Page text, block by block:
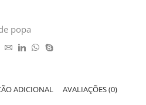
popa
ADICIONAL AVALIAÇÕES (0)